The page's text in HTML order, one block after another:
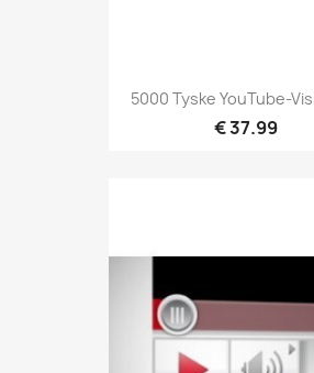
5000 Tyske YouTube-
€ 37.99